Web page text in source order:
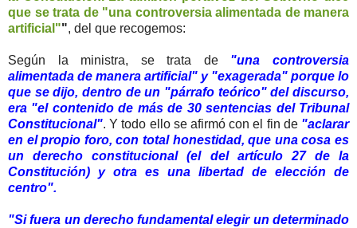
que se trata de "una controversia alimentada de manera
artificial"", del que recogemos:
Según la ministra, se trata de "una controversia
alimentada de manera artificial" y "exagerada" porque lo
que se dijo, dentro de un "párrafo teórico" del discurso,
era "el contenido de más de 30 sentencias del Tribunal
Constitucional". Y todo ello se afirmó con el fin de "aclarar
en el propio foro, con total honestidad, que una cosa es
un derecho constitucional (el del artículo 27 de la
Constitución) y otra es una libertad de elección de
centro".
"Si fuera un derecho fundamental elegir un determinado